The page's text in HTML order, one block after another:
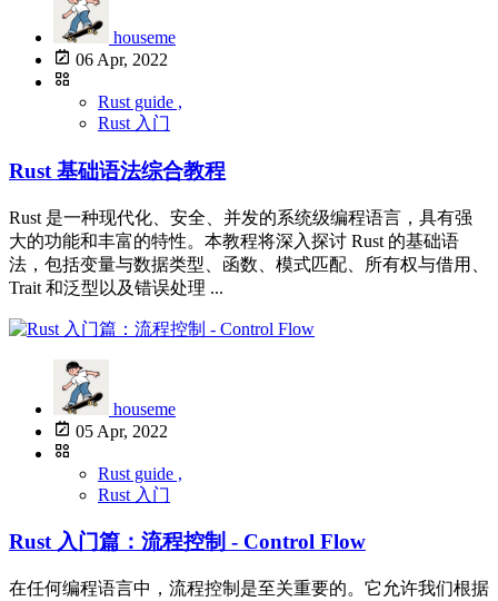
houseme
06 Apr, 2022
Rust guide ,
Rust 入门
Rust 基础语法综合教程
Rust 是一种现代化、安全、并发的系统级编程语言，具有强
大的功能和丰富的特性。本教程将深入探讨 Rust 的基础语
法，包括变量与数据类型、函数、模式匹配、所有权与借用、
Trait 和泛型以及错误处理 ...
houseme
05 Apr, 2022
Rust guide ,
Rust 入门
Rust 入门篇：流程控制 - Control Flow
在任何编程语言中，流程控制是至关重要的。它允许我们根据